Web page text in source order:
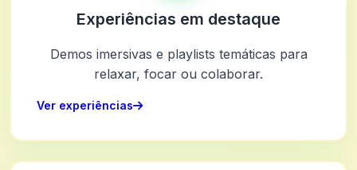
Experiências em destaque
Demos imersivas e playlists temáticas para
relaxar, focar ou colaborar.
Ver experiências